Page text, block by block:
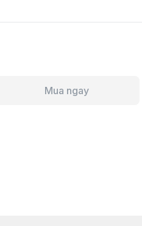
Mua ngay